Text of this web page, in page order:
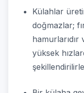
Külahlar
doğmazlar;
hamurlarıdır
yüksek